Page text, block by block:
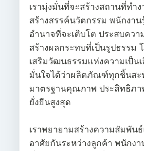
เรามุ่งมั่นที่จะสร้างสถานที่ทำ
สร้างสรรค์นวัตกรรม พนักงาน
อำนาจที่จะเติบโต ประสบควา
สร้างผลกระทบที่เป็นรูปธรรม
เสริมวัฒนธรรมแห่งความเป็นเ
มั่นใจได้ว่าผลิตภัณฑ์ทุกชิ้นสะ
มาตรฐานคุณภาพ ประสิทธิภา
ยั่งยืนสูงสุด
เราพยายามสร้างความสัมพัน
อาศัยกันระหว่างลูกค้า พนักง